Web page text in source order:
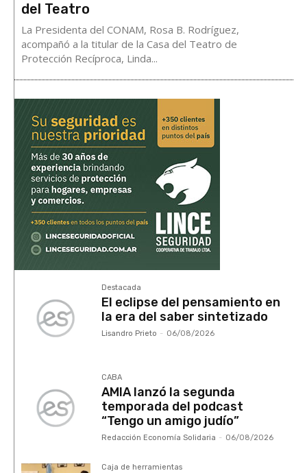
del Teatro
La Presidenta del CONAM, Rosa B. Rodríguez,
acompañó a la titular de la Casa del Teatro de
Protección Recíproca, Linda...
Destacada
El eclipse del pensamiento en
la era del saber sintetizado
Lisandro Prieto - 06/08/2026
CABA
AMIA lanzó la segunda
temporada del podcast
“Tengo un amigo judío”
Redacción Economía Solidaria - 06/08/2026
Caja de herramientas